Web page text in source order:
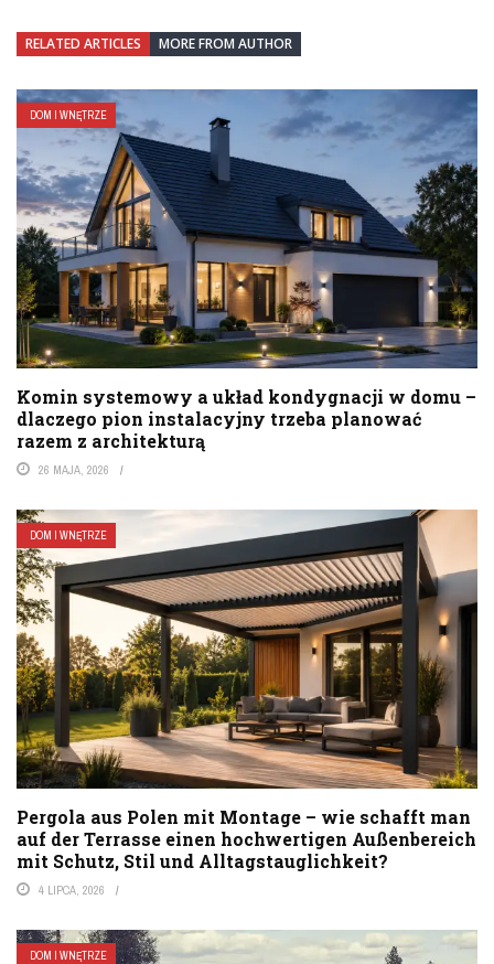
RELATED ARTICLES MORE FROM AUTHOR
DOM I WNĘTRZE
Komin systemowy a układ kondygnacji w domu –
dlaczego pion instalacyjny trzeba planować
razem z architekturą
26 MAJA, 2026
DOM I WNĘTRZE
Pergola aus Polen mit Montage – wie schafft man
auf der Terrasse einen hochwertigen Außenbereich
mit Schutz, Stil und Alltagstauglichkeit?
4 LIPCA, 2026
DOM I WNĘTRZE